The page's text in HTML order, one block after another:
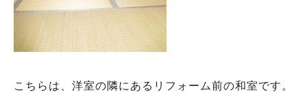
こちらは、洋室の隣にあるリフォーム前の和室です。